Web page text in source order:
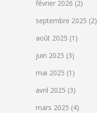
février 2026 (2)
septembre 2025 (2)
août 2025 (1)
juin 2025 (3)
mai 2025 (1)
avril 2025 (3)
mars 2025 (4)